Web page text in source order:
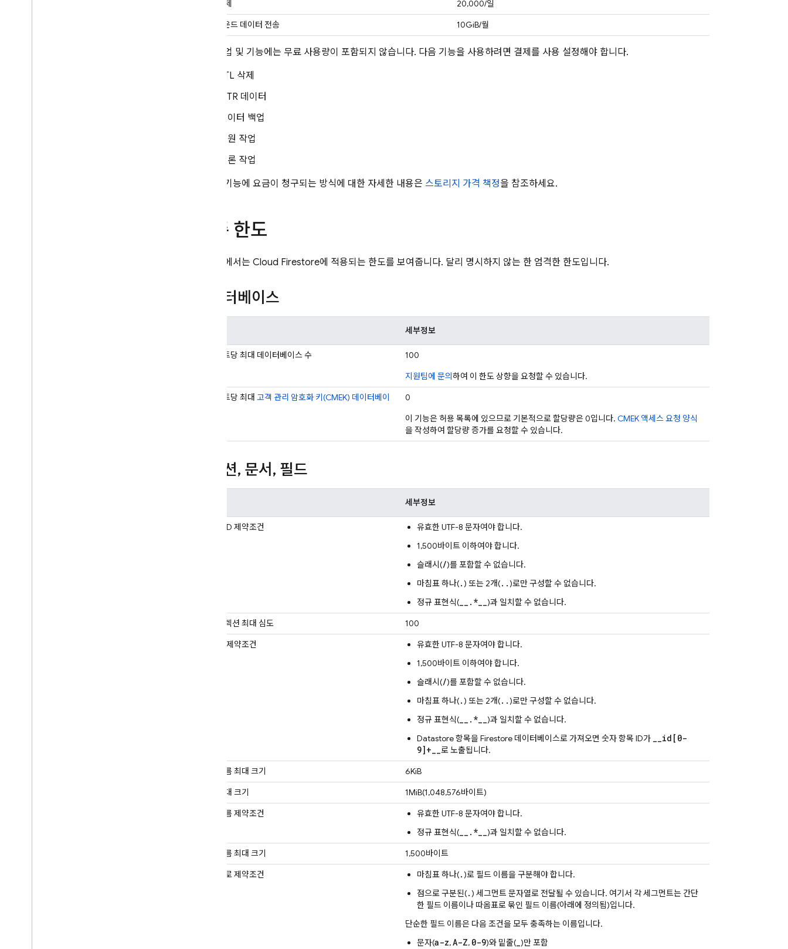
문서 삭제
20,000/일
아웃바운드 데이터 전송
10GiB/월
다음 작업 및 기능에는 무료 사용량이 포함되지 않습니다. 다음 기능을 사용하려면 결제를 사용 설정해야 합니다.
TTL 삭제
PITR 데이터
데이터 백업
복원 작업
클론 작업
이러한 기능에 요금이 청구되는 방식에 대한 자세한 내용은 스토리지 가격 책정을 참조하세요.
표준 한도
다음 표에서는 Cloud Firestore에 적용되는 한도를 보여줍니다. 달리 명시하지 않는 한 엄격한 한도입니다.
데이터베이스
세부정보
프로젝트당 최대 데이터베이스 수
100
지원팀에 문의하여 이 한도 상향을 요청할 수 있습니다.
프로젝트당 최대 고객 관리 암호화 키(CMEK) 데이터베이
0
이 기능은 허용 목록에 있으므로 기본적으로 할당량은 0입니다. CMEK 액세스 요청 양식
을 작성하여 할당량 증가를 요청할 수 있습니다.
컬렉션, 문서 , 필드
세부정보
컬렉션 ID 제약조건
유효한 UTF-8 문자여야 합니다.
1,500바이트 이하여야 합니다.
슬래시(/)를 포함할 수 없습니다.
마침표 하나(.) 또는 2개(..)로만 구성할 수 없습니다.
정규 표현식(__.*__)과 일치할 수 없습니다.
하위 컬렉션 최대 심도
100
문서 ID 제약조건
유효한 UTF-8 문자여야 합니다.
1,500바이트 이하여야 합니다.
슬래시(/)를 포함할 수 없습니다.
마침표 하나(.) 또는 2개(..)로만 구성할 수 없습니다.
정규 표현식(__.*__)과 일치할 수 없습니다.
Datastore 항목을 Firestore 데이터베이스로 가져오면 숫자 항목 ID가 __id[0-
9]+__로 노출됩니다.
문서 이름 최대 크기
6KiB
문서 최대 크기
1MiB(1,048,576바이트)
필드 이름 제약조건
유효한 UTF-8 문자여야 합니다.
정규 표현식(__.*__)과 일치할 수 없습니다.
필드 이름 최대 크기
1,500바이트
필드 경로 제약조건
마침표 하나(.)로 필드 이름을 구분해야 합니다.
점으로 구분된(.) 세그먼트 문자열로 전달될 수 있습니다. 여기서 각 세그먼트는 간단
한 필드 이름이나 따옴표로 묶인 필드 이름(아래에 정의됨)입니다.
단순한 필드 이름은 다음 조건을 모두 충족하는 이름입니다.
문자(a-z,A-Z, 0-9)와 밑줄(_)만 포함